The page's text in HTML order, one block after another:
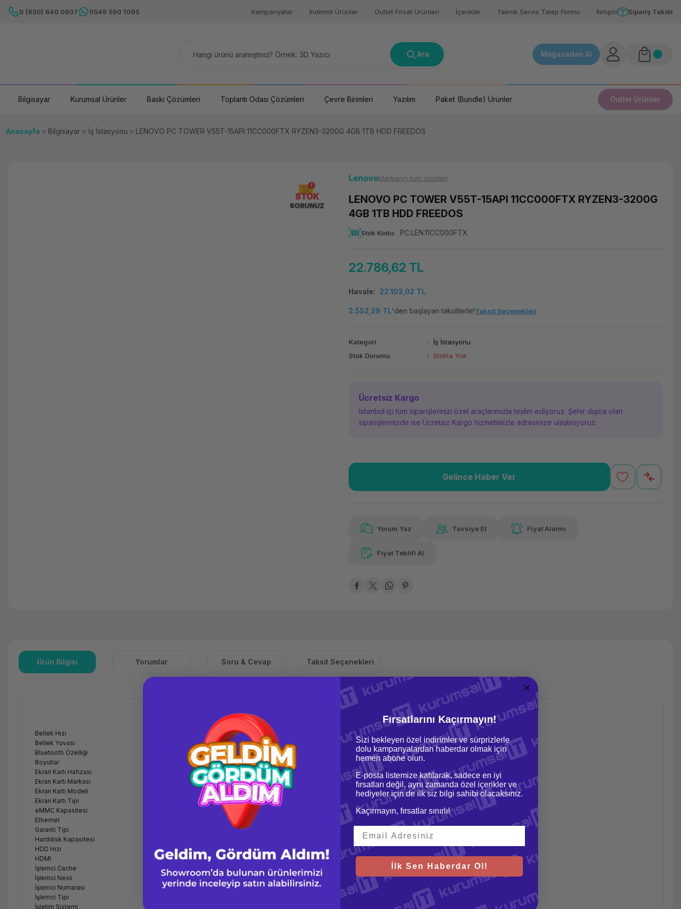
0 (850) 640 0607 0549 590 1095 Kampanyalar İndirimli Ürünler Outlet Fırsat Ürünleri İçerikler Teknik Servis Talep Formu İletişim Sipariş Takibi
Ara Mağazadan Al
Bilgisayar Kurumsal Ürünler Baskı Çözümleri Toplantı Odası Çözümleri Çevre Birimleri Yazılım Paket (Bundle) Ürünler Outlet Ürünler
Anasayfa Bilgisayar İş İstasyonu LENOVO PC TOWER V55T-15API 11CC000FTX RYZEN3-3200G 4GB 1TB HDD FREEDOS
STOK
SORUNUZ
LenovoMarkanın tüm ürünleri
LENOVO PC TOWER V55T-15API 11CC000FTX RYZEN3-3200G
4GB 1TB HDD FREEDOS
Stok Kodu PC.LEN.11CC000FTX
22.786,62 TL
Havale 22.103,02 TL
2.552,29 TL'den başlayan taksitlerle!Taksit Seçenekleri
Kategori
İş İstasyonu
Stok Durumu
Stokta Yok
Ücretsiz Kargo
İstanbul içi tüm siparişlerinizi özel araçlarımızla teslim ediyoruz. Şehir dışına olan
siparişlerinizde ise Ücretsiz Kargo hizmetimizle adresinize ulaştırııyoruz.
Güvenilir Alışveriş
Gelince Haber Ver
Yorum Yaz Tavsiye Et Fiyat Alarmı
Fiyat Teklifi Al
Ürün Bilgisi Yorumlar Soru & Cevap Taksit Seçenekleri
Bellek Hızı
Bellek Yuvası
Bluetooth Özelliği
Boyutlar
145mm W X 275mm D X 360mm H
Ekran Kartı Hafızası
Paylaşımlı
Ekran Kartı Markası
Ekran Kartı Modeli
Ekran Kartı Tipi
Dahili Ekran Kartı
eMMC Kapasitesi
Ethernet
Garanti Tipi
Resmi Distribütör Garantili
Harddisk Kapasitesi
HDD Hızı
7200 RPM
HDMI
Var
İşlemci Cache
2 MB Cache
İşlemci Nesli
Ryzen
İşlemci Numarası
3200G
İşlemci Tipi
İşletim Sistemi
Fırsatlarını Kaçırmayın!
Sizi bekleyen özel indirimler ve sürprizlerle
dolu kampanyalardan haberdar olmak için
hemen abone olun.
E-posta listemize katılarak, sadece en iyi
fırsatları değil, aynı zamanda özel içerikler ve
hediyeler için de ilk siz bilgi sahibi olacaksınız.
Kaçırmayın, fırsatlar sınırlı!
İlk Sen Haberdar Ol!